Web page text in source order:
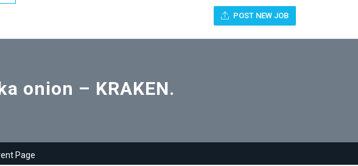
POST NEW JOB
onion – KRAKEN.
Page